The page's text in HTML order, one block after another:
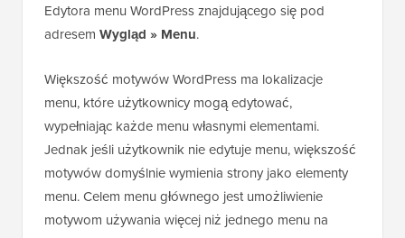
Edytora menu WordPress znajdującego się pod
adresem Wygląd » Menu.
Większość motywów WordPress ma lokalizacje
menu, które użytkownicy mogą edytować,
wypełniając każde menu własnymi elementami.
Jednak jeśli użytkownik nie edytuje menu, większość
motywów domyślnie wymienia strony jako elementy
menu. Celem menu głównego jest umożliwienie
motywom używania więcej niż jednego menu na